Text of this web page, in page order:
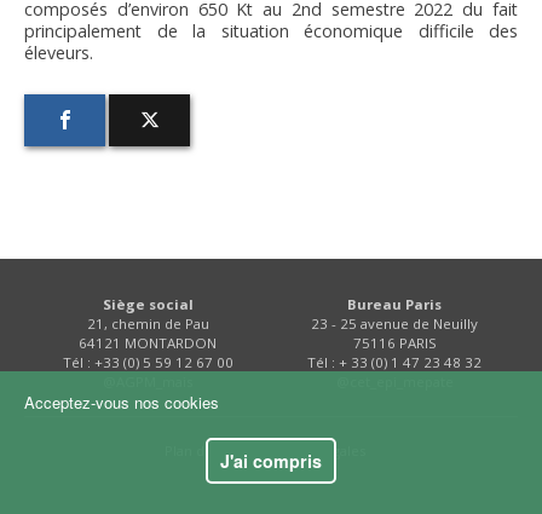
composés d’environ 650 Kt au 2nd semestre 2022 du fait
principalement de la situation économique difficile des
éleveurs.
Siège social
21, chemin de Pau
64121 MONTARDON
Tél : +33 (0) 5 59 12 67 00
Bureau Paris
23 - 25 avenue de Neuilly
75116 PARIS
Tél : + 33 (0) 1 47 23 48 32
Acceptez-vous nos cookies
J'ai compris